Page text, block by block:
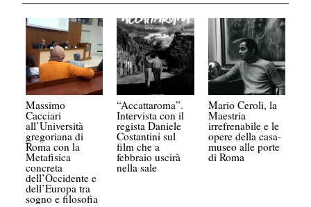
Massimo
Cacciari
all’Università
gregoriana di
Roma con la
Metafisica
concreta
dell’Occidente e
dell’Europa tra
sogno e filosofia
“Accattaroma”.
Intervista con il
regista Daniele
Costantini sul
film che a
febbraio uscirà
nella sale
Mario Ceroli, la
Maestria
irrefrenabile e le
opere della casa-
museo alle porte
di Roma